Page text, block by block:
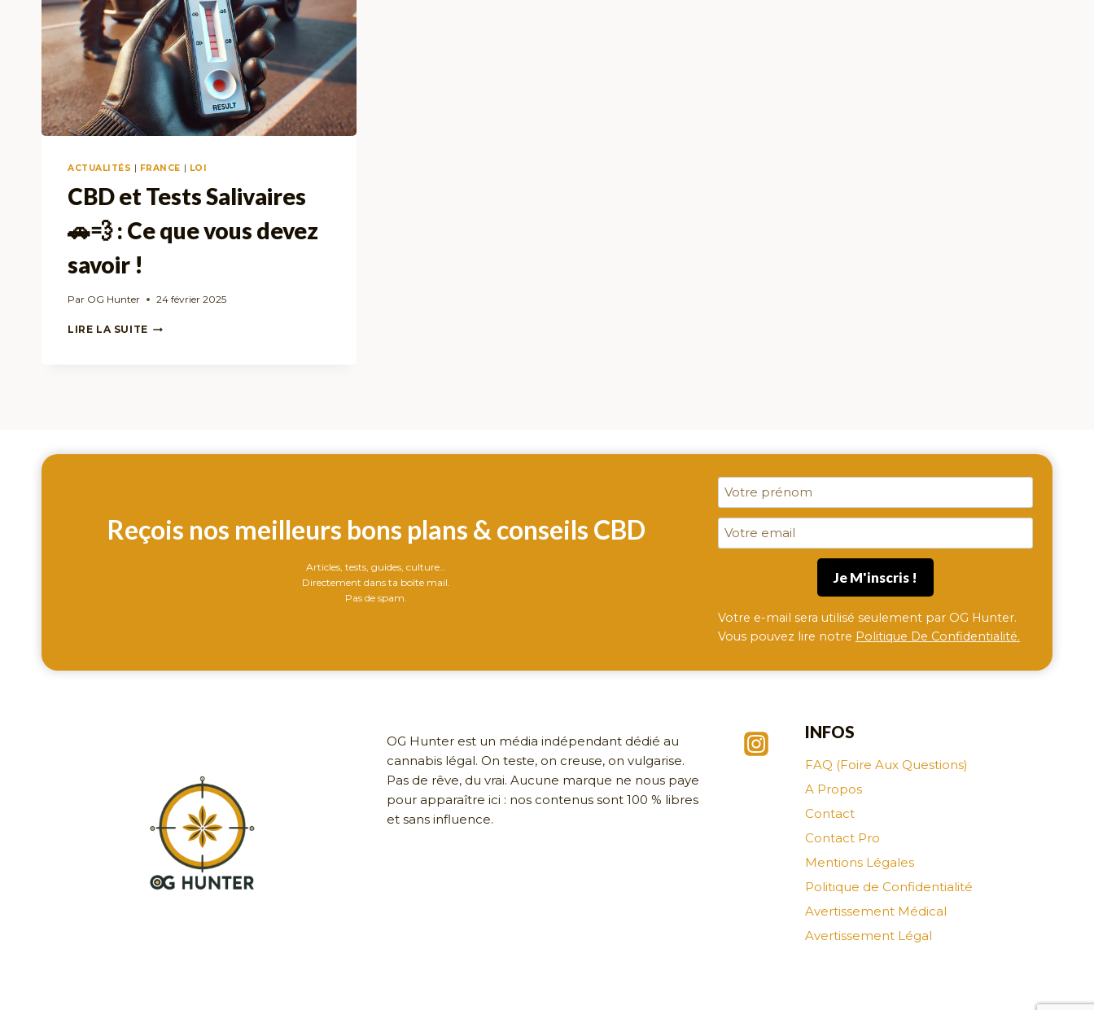
ACTUALITÉS FRANCE LOI
CBD et Tests Salivaires
🚗💨 : Ce que vous devez
savoir !
Par OG Hunter 24 février 2025
LIRE LA SUITECBD
Reçois nos meilleurs bons plans & conseils CBD
Articles, tests, guides, culture…
Directement dans ta boîte mail.
Pas de spam.
Votre e-mail sera utilisé seulement par OG Hunter.
Vous pouvez lire notre Politique De Confidentialité.
OG Hunter est un média indépendant dédié au
cannabis légal. On teste, on creuse, on vulgarise.
Pas de rêve, du vrai. Aucune marque ne nous paye
pour apparaître ici : nos contenus sont 100 % libres
et sans influence.
INFOS
FAQ (Foire Aux Questions)
A Propos
Contact
Contact Pro
Mentions Légales
Politique de Confidentialité
Avertissement Médical
Avertissement Légal